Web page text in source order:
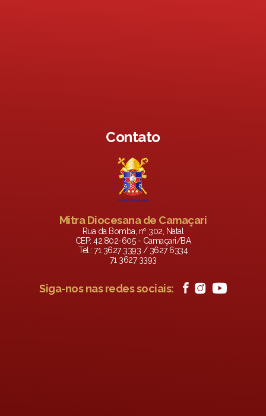
Contato
Mitra Diocesana de Camaçari
Rua da Bomba, nº 302, Natal
CEP: 42.802-605 - Camaçari/BA
Tel.: 71 3627 3393 / 3627 6334
71 3627 3393
Siga-nos nas redes sociais: